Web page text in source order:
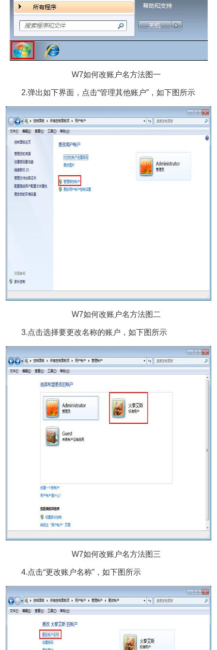
W7如何改账户名方法图一
2.弹出如下界面，点击“管理其他账户”，如下图所示
W7如何改账户名方法图二
3.点击选择要更改名称的账户，如下图所示
W7如何改账户名方法图三
4.点击“更改账户名称”，如下图所示